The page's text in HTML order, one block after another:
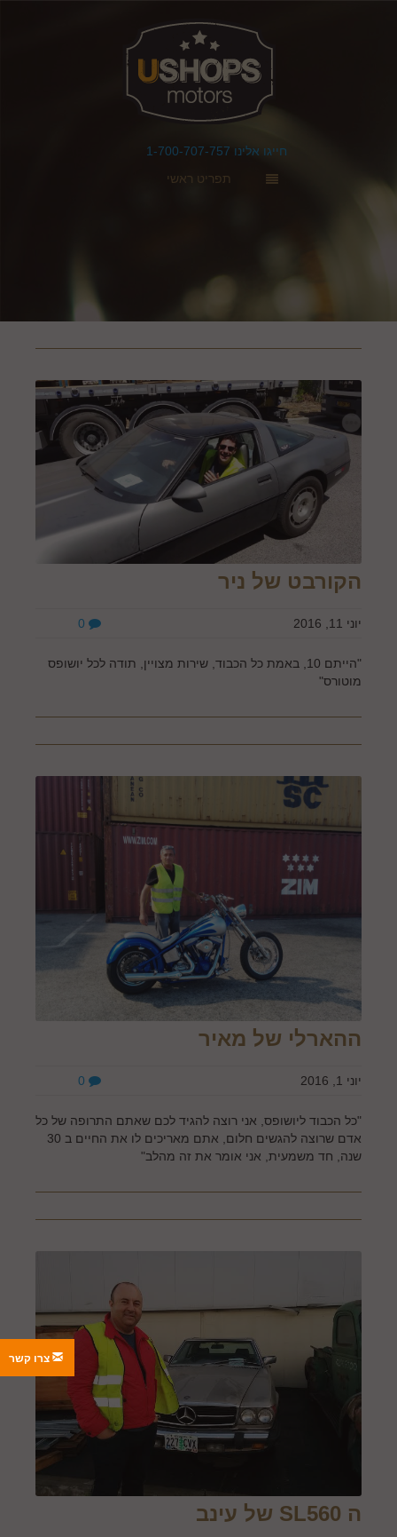
חייגו אלינו 1-700-707-757
תפריט ראשי
הקורבט של ניר
יוני 11, 2016
"הייתם 10, באמת כל הכבוד, שירות מצויין, תודה לכל יושופס
מוטורס"
ההארלי של מאיר
יוני 1, 2016
"כל הכבוד ליושופס, אני רוצה להגיד לכם שאתם התרופה של כל
אדם שרוצה להגשים חלום, אתם מאריכים לו את החיים ב 30
שנה, חד משמעית, אני אומר את זה מהלב"
ה SL560 של עינב
צרו קשר